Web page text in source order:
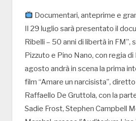
Documentari, anteprime e
Il 29 luglio sarà presentato il
Ribelli – 50 anni di libertà in FM”,
Pizzuto e Pino Nano, con regia di
agosto andrà in scena la prima
film “Amare un narcisista”,
Raffaello De Gruttola, con la
Sadie Frost, Stephen Campbell